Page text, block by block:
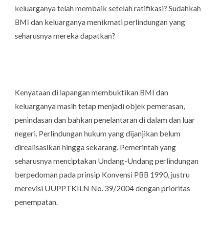
keluarganya telah membaik setelah ratifikasi? Sudahkah
BMI dan keluarganya menikmati perlindungan yang
seharusnya mereka dapatkan?
Kenyataan di lapangan membuktikan BMI dan
keluarganya masih tetap menjadi objek pemerasan,
penindasan dan bahkan penelantaran di dalam dan luar
negeri. Perlindungan hukum yang dijanjikan belum
direalisasikan hingga sekarang. Pemerintah yang
seharusnya menciptakan Undang-Undang perlindungan
berpedoman pada prinsip Konvensi PBB 1990, justru
merevisi UUPPTKILN No. 39/2004 dengan prioritas
penempatan.